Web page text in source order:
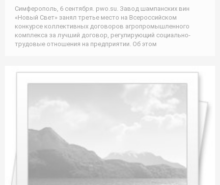
Симферополь, 6 сентября. pwo.su. Завод шампанских вин
«Новый Свет» занял третье место на Всероссийском
конкурсе коллективных договоров агропромышленного
комплекса за лучший договор, регулирующий социально-
трудовые отношения на предприятии. Об этом